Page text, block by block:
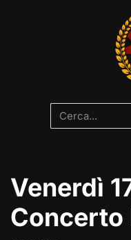
Venerdì
Concerto